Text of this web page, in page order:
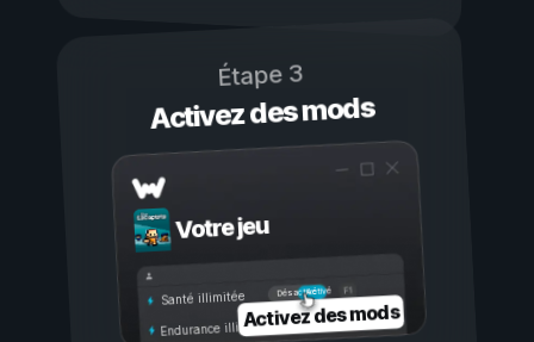
Étape 3
Activez des mods
Votre jeu
Activé
Désactivé
Santé illimitée
Endurance illimitéeActivez des mods